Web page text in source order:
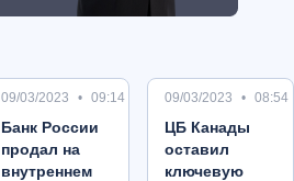
09/03/2023 09:14
Банк России
продал на
внутреннем
09/03/2023 08:54
ЦБ Канады
оставил
ключевую